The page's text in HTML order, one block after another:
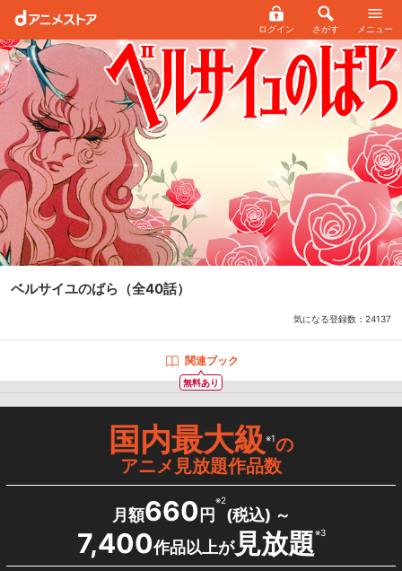
ログイン さがす メニュー
ベルサイユのばら （全40話）
気になる登録数： 24137
無料あり
関連ブック
国内最大級※1の
アニメ見放題作品数
月額660 円
※2
(税込) ～
7,400作品以上が見放題※3